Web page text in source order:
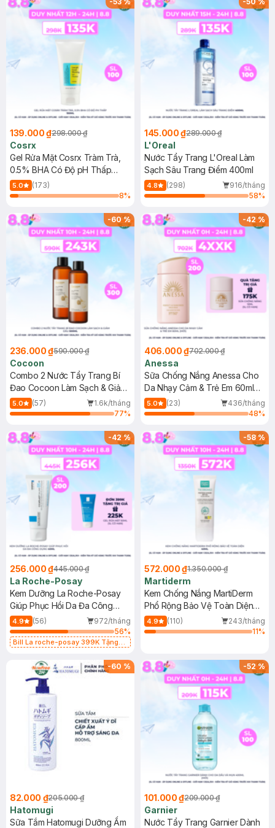
139.000 ₫298.000 ₫
Cosrx
Gel Rửa Mặt Cosrx Tràm Trà,
0.5% BHA Có Độ pH Thấp
150ml
5.0
(173)
8%
145.000 ₫289.000 ₫
L'Oreal
Nước Tẩy Trang L'Oreal Làm
Sạch Sâu Trang Điểm 400ml
4.8 (298)
916/tháng
58%
-60%
236.000 ₫590.000 ₫
Cocoon
Combo 2 Nước Tẩy Trang Bí
Đao Cocoon Làm Sạch & Giảm
Dầu 500ml
5.0 (57)
1.6k/tháng
77%
-42%
406.000 ₫702.000 ₫
Anessa
Sữa Chống Nắng Anessa Cho
Da Nhạy Cảm & Trẻ Em 60ml
(Mới)
5.0 (23)
436/tháng
48%
-42%
256.000 ₫445.000 ₫
La Roche-Posay
Kem Dưỡng La Roche-Posay
Giúp Phục Hồi Da Đa Công
Dụng 40ml
4.9 (56)
972/tháng
56%
Bill La roche-posay 399K Tặng
(SL có hạn)
-58%
572.000 ₫1.350.000 ₫
Martiderm
Kem Chống Nắng MartiDerm
Phổ Rộng Bảo Vệ Toàn Diện
40ml
4.9 (110)
243/tháng
11%
-60 %
82.000 ₫205.000 ₫
Hatomugi
Sữa Tắm Hatomugi Dưỡng Ẩm
-52%
101.000 ₫209.000 ₫
Garnier
Nước Tẩy Trang Garnier Dành